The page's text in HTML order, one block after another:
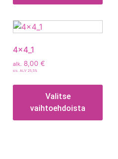
4x4_1
alk. 8,00 €
sis. ALV 25,5%
Valitse
vaihtoehdoista